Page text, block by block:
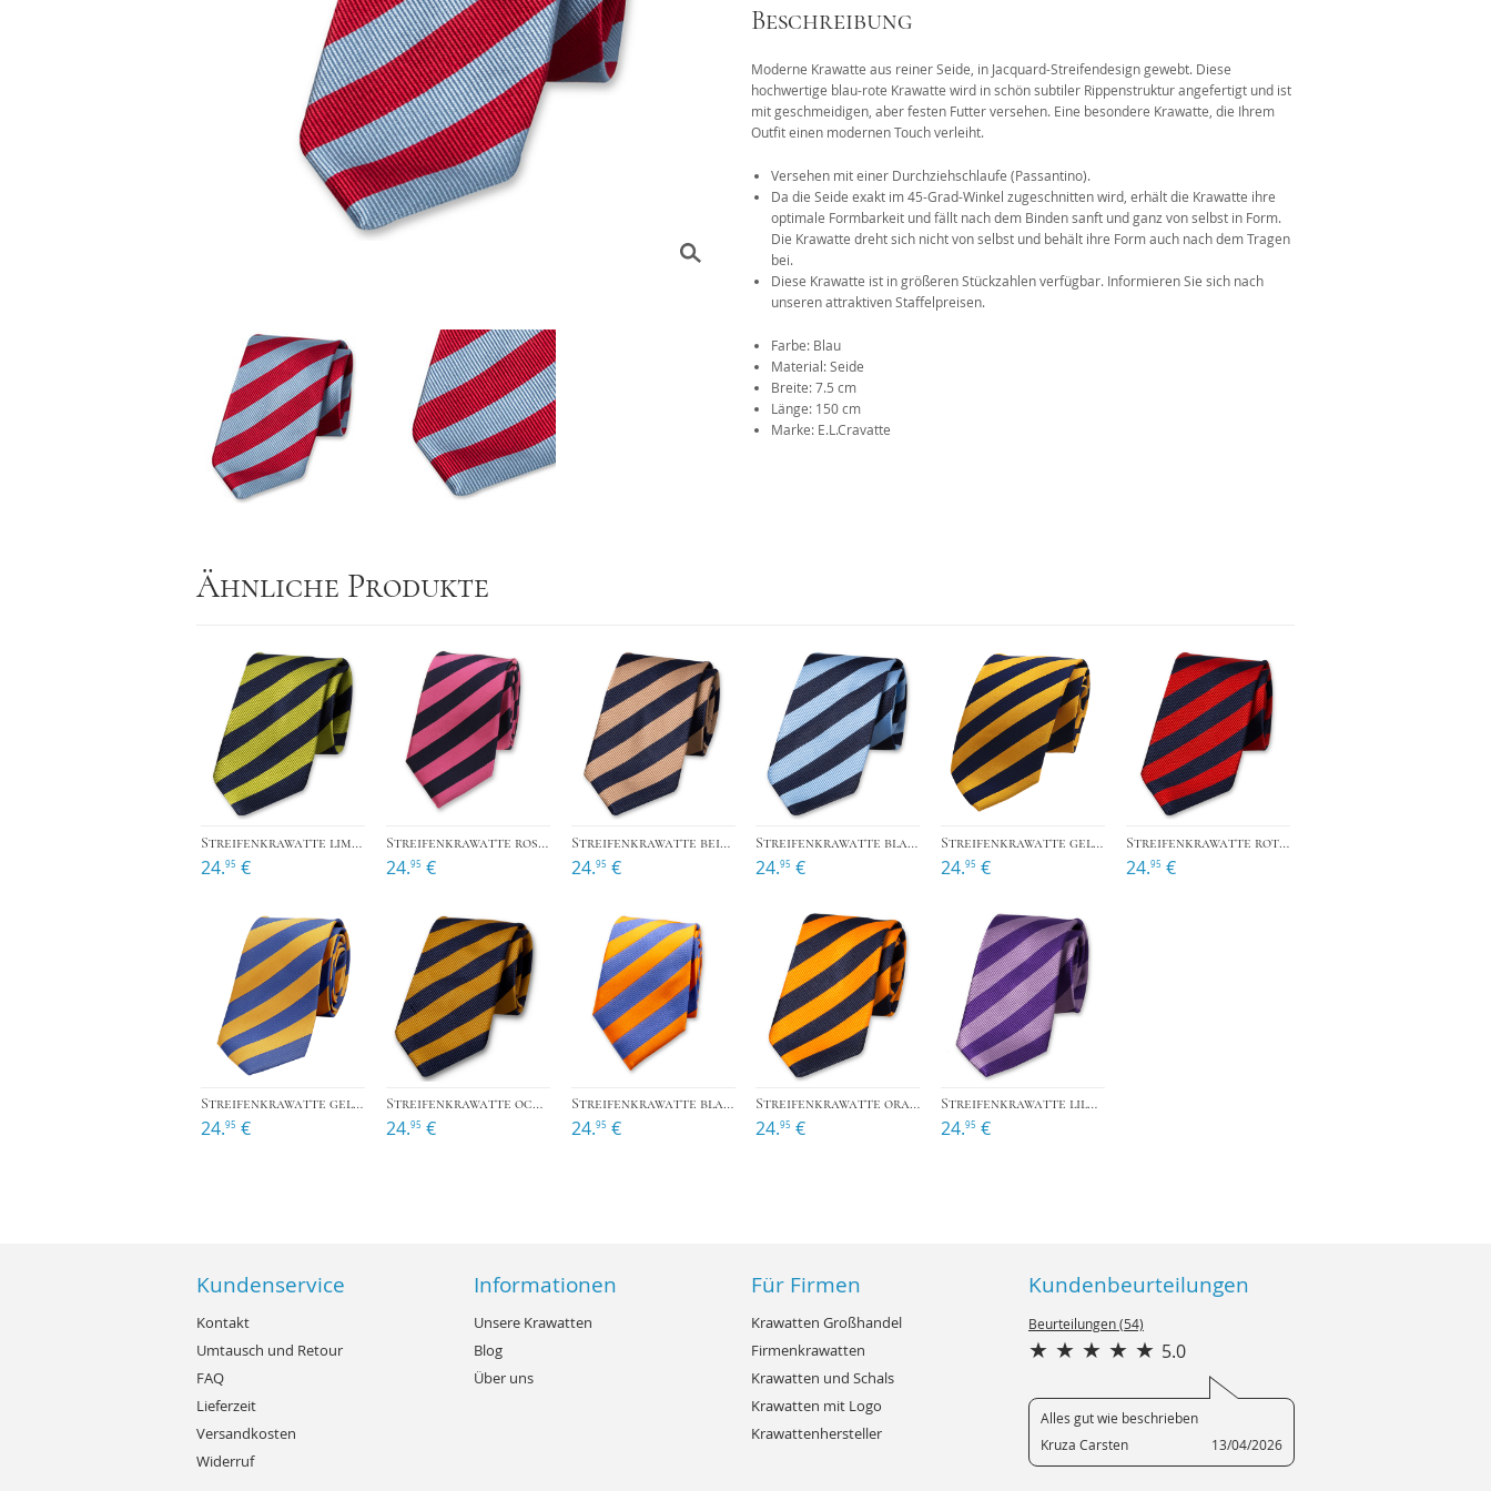
Stoffmasken
Gesichtsmasken Zubehör
Das 1x1 der Krawattenknoten
Beschreibung
Moderne Krawatte aus reiner Seide, in Jacquard-Streifendesign gewebt. Diese
hochwertige blau-rote Krawatte wird in schön subtiler Rippenstruktur angefertigt und ist
mit geschmeidigen, aber festen Futter versehen. Eine besondere Krawatte, die Ihrem
Outfit einen modernen Touch verleiht.
Versehen mit einer Durchziehschlaufe (Passantino).
Da die Seide exakt im 45-Grad-Winkel zugeschnitten wird, erhält die Krawatte ihre
optimale Formbarkeit und fällt nach dem Binden sanft und ganz von selbst in Form.
Die Krawatte dreht sich nicht von selbst und behält ihre Form auch nach dem Tragen
bei.
Diese Krawatte ist in größeren Stückzahlen verfügbar. Informieren Sie sich nach
unseren attraktiven Staffelpreisen.
Farbe: Blau
Material: Seide
Breite: 7.5 cm
Länge: 150 cm
Marke: E.L.Cravatte
Ähnliche Produkte
›
Streifenkrawatte limettengrün/dunkelblau
24.95 €
›
Streifenkrawatte rosa/dunkelblau
24.95 €
›
Streifenkrawatte beige/dunkelblau
24.95 €
›
Streifenkrawatte blau/dunkelblau
24.95 €
›
Streifenkrawatte gelb/dunkelblau
24.95 €
Streifenkrawatte rot/dunkelblau
24.95 €
›
Streifenkrawatte gelb/blau
24.95 €
›
Streifenkrawatte ockergelb/dunkelblau
24.95 €
›
Streifenkrawatte blau/orange
24.95 €
›
Streifenkrawatte orange/dunkelblau
24.95 €
Streifenkrawatte lila/violett
24.95 €
Kundenservice
Kontakt
Umtausch und Retour
FAQ
Lieferzeit
Versandkosten
Widerruf
Informationen
Unsere Krawatten
Blog
Über uns
Für Firmen
Krawatten Großhandel
Firmenkrawatten
Krawatten und Schals
Krawatten mit Logo
Krawattenhersteller
Kundenbeurteilungen
Beurteilungen (54)
5.0
Alles gut wie beschrieben
Kruza Carsten
13/04/2026